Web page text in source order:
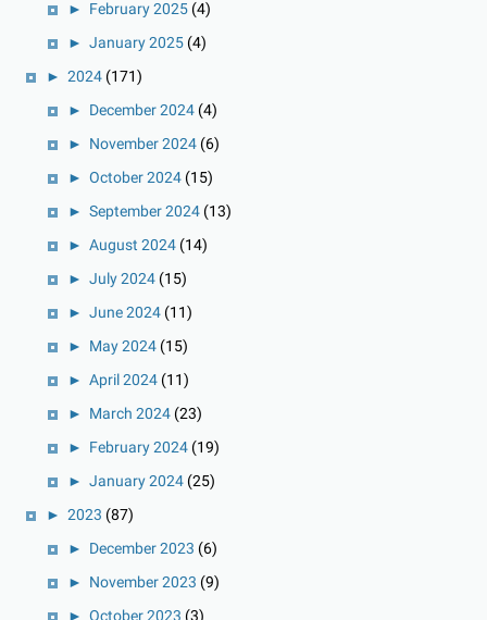
► February 2025 (4)
► January 2025 (4)
► 2024 (171)
► December 2024 (4)
► November 2024 (6)
► October 2024 (15)
► September 2024 (13)
► August 2024 (14)
► July 2024 (15)
► June 2024 (11)
► May 2024 (15)
► April 2024 (11)
► March 2024 (23)
► February 2024 (19)
► January 2024 (25)
► 2023 (87)
► December 2023 (6)
► November 2023 (9)
► October 2023 (3)